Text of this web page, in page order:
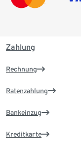
Zahlung
Rechnung
Ratenzahlung
Bankeinzug
Kreditkarte